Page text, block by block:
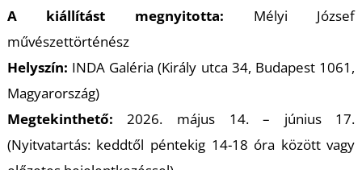
A kiállítást megnyitotta: Mélyi József
művészettörténész
Helyszín: INDA Galéria (Király utca 34, Budapest 1061,
Magyarország)
Megtekinthető: 2026. május 14. – június 17.
(Nyitvatartás: keddtől péntekig 14-18 óra között vagy